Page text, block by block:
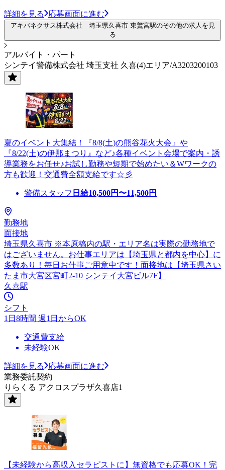
詳細を見る 応募画面に進む
アキバネクサス株式会社 埼玉県久喜市 東鷲宮駅のその他の求人を見
る
アルバイト・パート
シンテイ警備株式会社 埼玉支社 久喜(4)エリア/A3203200103
夏のイベント大集結！『8/8(土)の熊谷花火大会』や
『8/22(土)の伊那まつり』など♪各種イベント会場で案内・誘
導業務をお任せ♪お試し勤務や短期で始めたい＆Wワークの
方も歓迎！交通費全額支給です☆彡
警備スタッフ 日給10,500円〜11,500円
勤務地
面接地
埼玉県久喜市 ※本原稿内の駅・エリア名は実際の勤務地で
はございません。お仕事エリアは【埼玉県と都内を中心】に
多数あり！毎日お仕事ご用意中です！面接地は【埼玉県さい
たま市大宮区宮町2-10 シンテイ大宮ビル7F】
久喜駅
シフト
1日8時間 週1日からOK
交通費支給
未経験OK
詳細を見る
応募画面に進む
業務委託契約
りらくる アクロスプラザ久喜店1
【未経験から高収入セラピストに】無資格でも応募OK！完